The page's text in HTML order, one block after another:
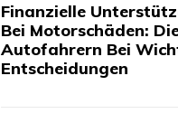
Finanzielle
Bei Motorschäden:
Autofahrern Bei
Entscheidungen